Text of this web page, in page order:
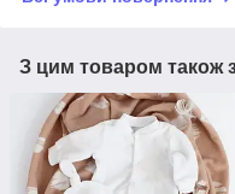
З цим товаром також